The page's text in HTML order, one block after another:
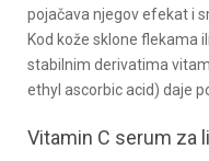
pojačava njegov efekat i
Kod kože sklone flekama
stabilnim derivatima
ethyl ascorbic acid) daje
Vitamin C serum za